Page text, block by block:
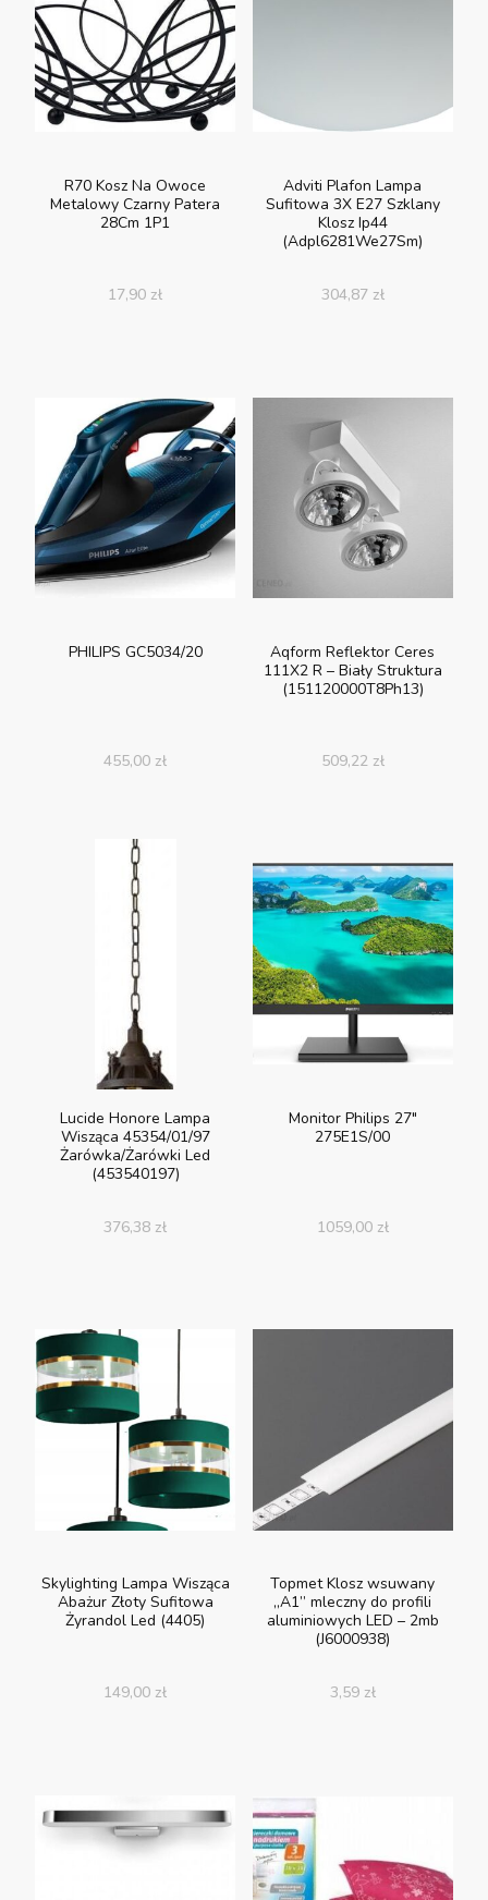
R70 Kosz Na Owoce
Metalowy Czarny Patera
28Cm 1P1
17,90 zł
Adviti Plafon Lampa
Sufitowa 3X E27 Szklany
Klosz Ip44
(Adpl6281We27Sm)
304,87 zł
PHILIPS GC5034/20
455,00 zł
Aqform Reflektor Ceres
111X2 R – Biały Struktura
(151120000T8Ph13)
509,22 zł
Lucide Honore Lampa
Wisząca 45354/01/97
Żarówka/Żarówki Led
(453540197)
376,38 zł
Monitor Philips 27″
275E1S/00
1059,00 zł
Skylighting Lampa Wisząca
Abażur Złoty Sufitowa
Żyrandol Led (4405)
149,00 zł
Topmet Klosz wsuwany
„A1” mleczny do profili
aluminiowych LED – 2mb
(J6000938)
3,59 zł